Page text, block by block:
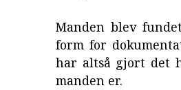
Manden blev
form for
har altså gjort det
manden er.